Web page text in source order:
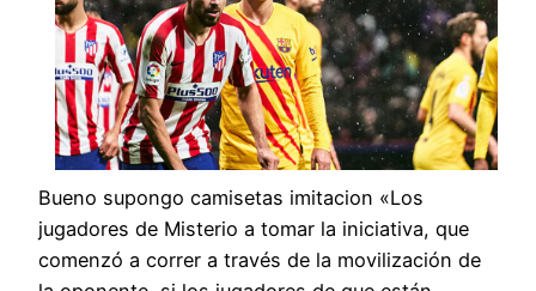
Bueno supongo camisetas imitacion «Los
jugadores de Misterio a tomar la iniciativa, que
comenzó a correr a través de la movilización de